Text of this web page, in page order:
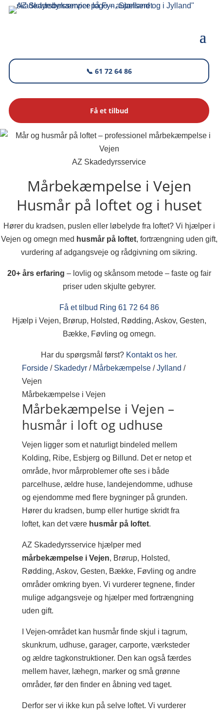
📞 61 72 64 86
Få et tilbud
AZ Skadedyrsservice
Mårbekæmpelse i Vejen
Husmår på loftet og i huset
Hører du kradsen, puslen eller løbelyde fra loftet? Vi hjælper i
Vejen og omegn med husmår på loftet, fortrængning uden gift,
vurdering af adgangsveje og rådgivning om sikring.
20+ års erfaring – lovlig og skånsom metode – faste og fair
priser uden skjulte gebyrer.
Få et tilbud Ring 61 72 64 86
Hjælp i Vejen, Brørup, Holsted, Rødding, Askov, Gesten,
Bække, Føvling og omegn.
Har du spørgsmål først? Kontakt os her.
Forside / Skadedyr / Mårbekæmpelse / Jylland /
Vejen
Mårbekæmpelse i Vejen
Mårbekæmpelse i Vejen –
husmår i loft og udhuse
Vejen ligger som et naturligt bindeled mellem
Kolding, Ribe, Esbjerg og Billund. Det er netop et
område, hvor mårproblemer ofte ses i både
parcelhuse, ældre huse, landejendomme, udhuse
og ejendomme med flere bygninger på grunden.
Hører du kradsen, bump eller hurtige skridt fra
loftet, kan det være husmår på loftet.
AZ Skadedyrsservice hjælper med
mårbekæmpelse i Vejen, Brørup, Holsted,
Rødding, Askov, Gesten, Bække, Føvling og andre
områder omkring byen. Vi vurderer tegnene, finder
mulige adgangsveje og hjælper med fortrængning
uden gift.
I Vejen-området kan husmår finde skjul i tagrum,
skunkrum, udhuse, garager, carporte, værksteder
og ældre tagkonstruktioner. Den kan også færdes
mellem haver, læhegn, marker og små grønne
områder, før den finder en åbning ved taget.
Derfor ser vi ikke kun på selve loftet. Vi vurderer